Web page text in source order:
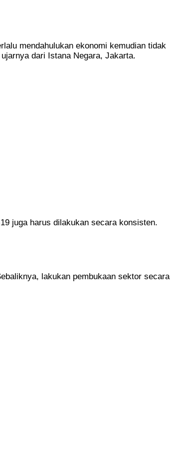
mendahulukan ekonomi kemudian tidak
dari Istana Negara, Jakarta.
juga harus dilakukan secara konsisten.
lakukan pembukaan sektor secara